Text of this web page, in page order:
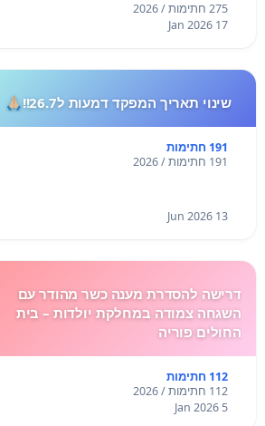
275 חתימות / 2026
17 Jan 2026
שינוי תאריך המפקד דמעות ל26.7!!🙏🏼
191 חתימות
191 חתימות / 2026
13 Jun 2026
דרישה להסדרת מענה כשר מהודר עם
השגחה צמודה במחלקת יולדות – בית
החולים פוריה
112 חתימות
112 חתימות / 2026
5 Jan 2026